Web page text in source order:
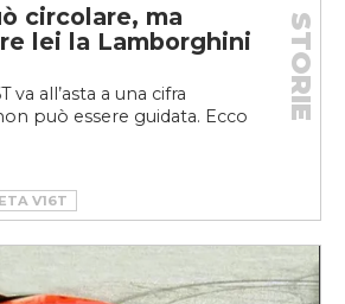
circolare, ma
lei la Lamborghini
va all’asta a una cifra
può essere guidata. Ecco
STORIE
V16T
V16T